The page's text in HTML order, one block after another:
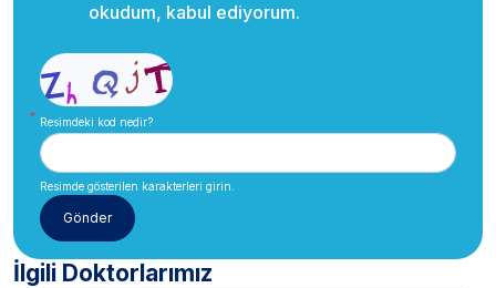
okudum, kabul ediyorum.
Resimdeki kod nedir?
Resimde gösterilen karakterleri girin.
İlgili Doktorlarımız